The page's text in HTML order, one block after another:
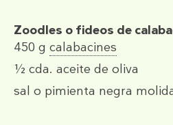
Zoodles o fideos de
450 g calabacines
½ cda. aceite de oliva
sal o pimienta negra